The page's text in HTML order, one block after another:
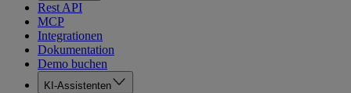
Rest API
MCP
Integrationen
Dokumentation
Demo buchen
KI-Assistenten